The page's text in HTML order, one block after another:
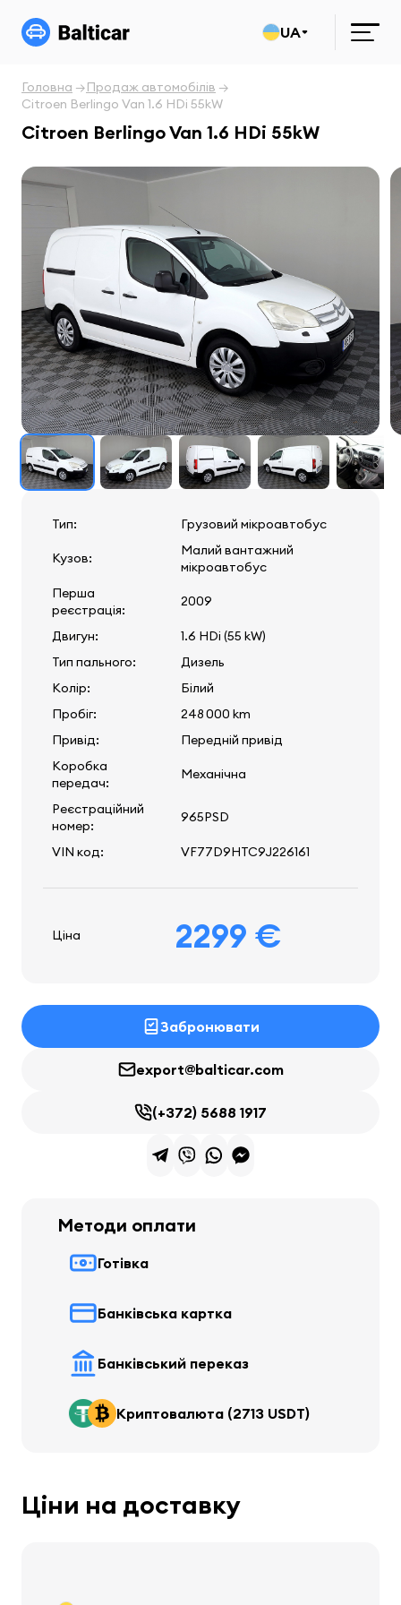
UA
Головна
Продаж автомобілів
Citroen Berlingo Van 1.6 HDi 55kW
Citroen Berlingo Van 1.6 HDi 55kW
Тип: Грузовий мікроавтобус
Кузов:
Малий вантажний
мікроавтобус
Перша
реєстрація:
2009
Двигун:
1.6 HDi (55 kW)
Тип пального:
Дизель
Колір:
Білий
Пробіг:
248 000 km
Привід:
Передній привід
Коробка
передач:
Механічна
Реєстраційний
номер:
965PSD
VIN код: VF77D9HTC9J226161
Ціна 2299 €
Забронювати
export@balticar.com
(+372) 5688 1917
Методи оплати
Готівка
Банківська картка
Банківський переказ
Криптовалюта (2713 USDT)
Ціни на доставку